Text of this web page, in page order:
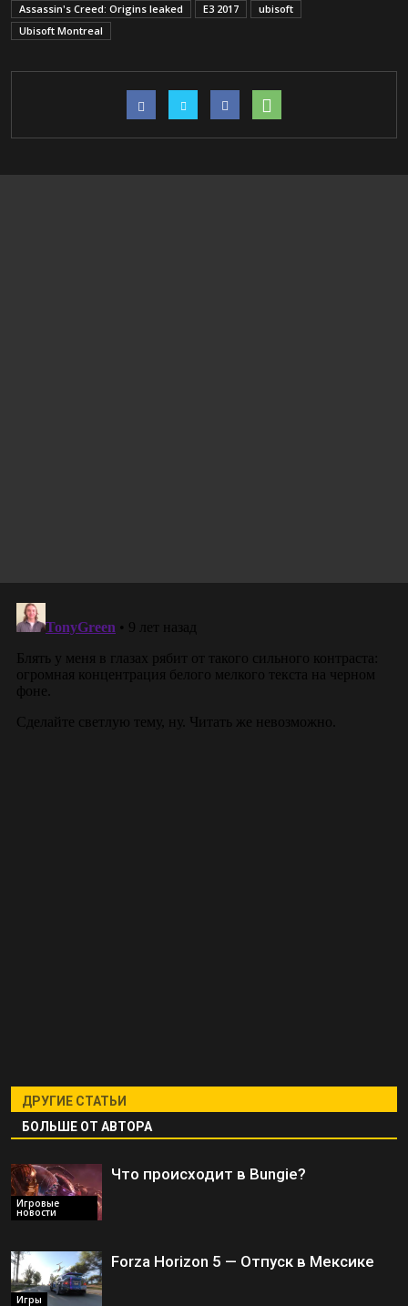
Assassin's Creed: Origins leaked
E3 2017
ubisoft
Ubisoft Montreal
ДРУГИЕ СТАТЬИ
БОЛЬШЕ ОТ АВТОРА
Игровые
новости
Что происходит в Bungie?
Игры
Forza Horizon 5 — Отпуск в Мексике